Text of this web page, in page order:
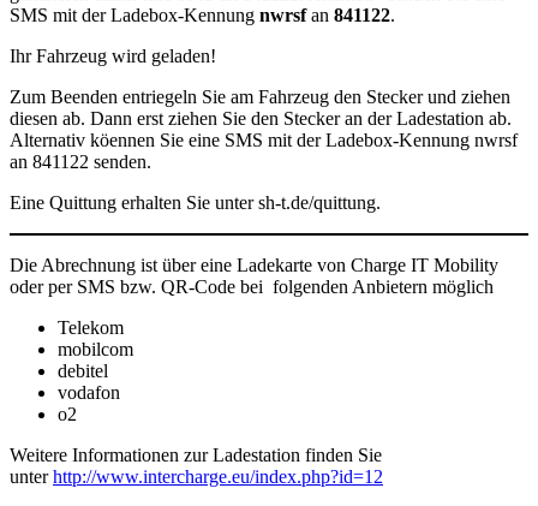
SMS mit der Ladebox-Kennung nwrsfan 841122.
Ihr Fahrzeug wird geladen!
Zum Beenden entriegeln Sie am Fahrzeug den Stecker und ziehen
diesen ab. Dann erst ziehen Sie den Stecker an der Ladestation ab.
Alternativ köennen Sie eine SMS mit der Ladebox-Kennung nwrsf
an 841122 senden.
Eine Quittung erhalten Sie unter sh-t.de/quittung.
Die Abrechnung ist über eine Ladekarte von Charge IT Mobility
oder per SMS bzw. QR-Code bei folgenden Anbietern möglich
Telekom
mobilcom
debitel
vodafon
o2
Weitere Informationen zur Ladestation finden Sie
unterhttp://www.intercharge.eu/index.php?id=12